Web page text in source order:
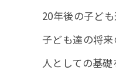
20年後の子ど
子ども達の将
人としての基礎